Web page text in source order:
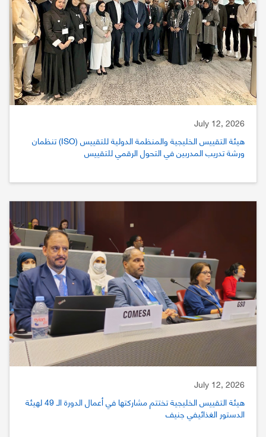
July 12, 2026
هيئة التقييس الخليجية والمنظمة الدولية للتقييس (ISO) تنظمان
ورشة تدريب المدربين في التحول الرقمي للتقييس
July 12, 2026
هيئة التقييس الخليجية تختتم مشاركتها في أعمال الدورة الـ 49 لهيئة
الدستور الغذائيفي جنيف